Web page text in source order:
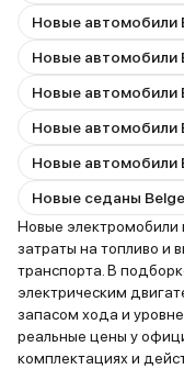
Новые автомобили
Новые автомобили
Новые автомобили
Новые седаны
Новые электромобили
затраты на топливо и
транспорта. В
электрическим
запасом хода и
реальные цены у
комплектациях и